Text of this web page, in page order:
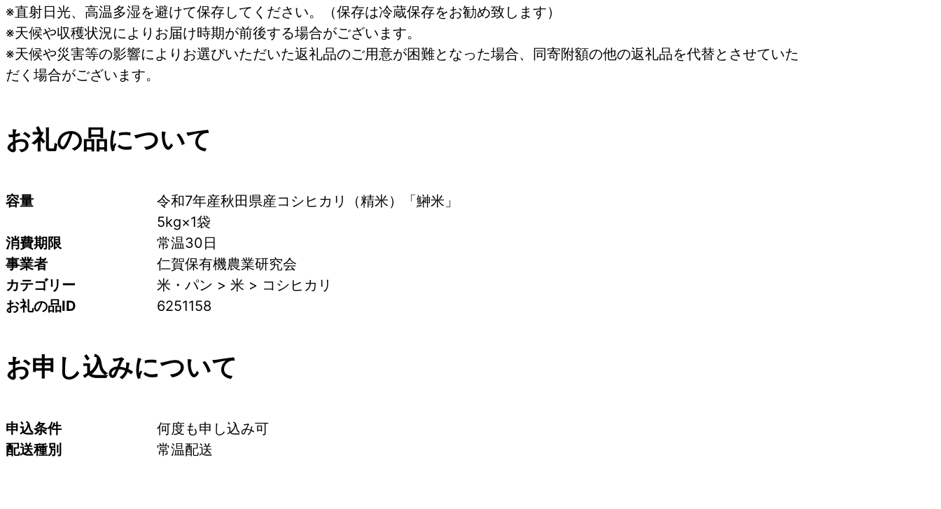
※直射日光、高温多湿を避けて保存してください。（保存は冷蔵保存をお勧め致します）
※天候や収穫状況によりお届け時期が前後する場合がございます。
※天候や災害等の影響によりお選びいただいた返礼品のご用意が困難となった場合、同寄附額の他の返礼品を代替とさせていた
だく場合がございます。
お礼の品について
容量
令和7年産秋田県産コシヒカリ（精米）「鰰米」
5kg×1袋
消費期限
常温30日
事業者
仁賀保有機農業研究会
カテゴリー
米・パン > 米 > コシヒカリ
お礼の品ID
6251158
お申し込みについて
申込条件
何度も申し込み可
配送種別
常温配送